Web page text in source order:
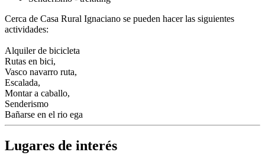
Cerca de Casa Rural Ignaciano se pueden hacer las siguientes
actividades:
Alquiler de bicicleta
Rutas en bici,
Vasco navarro ruta,
Escalada,
Montar a caballo,
Senderismo
Bañarse en el rio ega
Lugares de interés